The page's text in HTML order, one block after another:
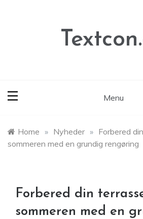
Menu
Home » Nyheder » Forbered
sommeren med en grundig rengøring
Forbered din
sommeren med en